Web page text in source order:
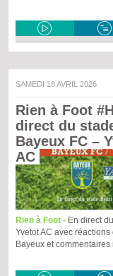
SAMEDI 18 AVRIL 2026
Rien à Foot
direct du
Bayeux FC –
AC
Rien à Foot - En direct
Yvetot AC avec
Bayeux et